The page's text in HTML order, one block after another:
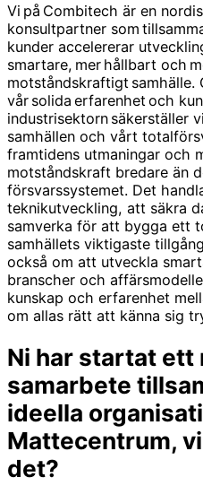
Vi på Combitech är en
konsultpartner som
kunder accelererar
smartare, mer hållbart och
motståndskraftigt samhälle.
vår solida erfarenhet och
industrisektorn säkerställer
samhällen och vårt
framtidens utmaningar och
motståndskraft bredare än
försvarssystemet. Det
teknikutveckling, att säkra
samverka för att bygga ett
samhällets viktigaste
också om att utveckla
branscher och
kunskap och erfarenhet
om allas rätt att känna sig
Ni har startat ett
samarbete
ideella
Mattecentrum,
det?